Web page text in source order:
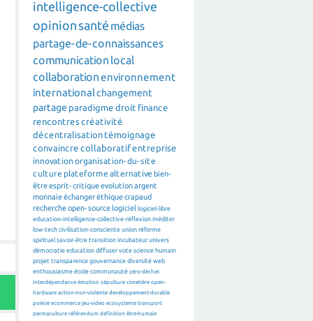
intelligence-collective
opinion santé médias
partage-de-connaissances
communication local
collaborationenvironnement
internationalchangement
partage paradigme droit finance
rencontrescréativité
décentralisation témoignage
convaincre collaboratifentreprise
innovation organisation-du-site
culture plateforme alternative bien-
êtreesprit-critiqueevolutionargent
monnaieéchangeréthiquecrapaud
rechercheopen-source logiciel logiciel-libre
education-intelligence-collective-réflexion méditer
low-tech civilisation-consciente union réforme
spirituel savoir-être transition incubateur univers
démocratie education diffuser vote science humain
projet transparence gouvernance diversité web
enthousiasme école communauté zéro-déchet
interdépendance émotion sépulture cimetière open-
hardware action-non-violente developpement-durable
poésie ecommerce jeu-video ecosysteme transport
permaculture référendum definition être-humain